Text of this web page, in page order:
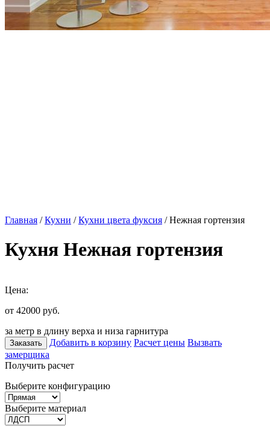
Главная /Кухни /Кухни цвета фуксия / Нежная гортензия
Кухня Нежная гортензия
Цена:
от 42000 руб.
за метр в длину верха и низа гарнитура
Заказать Добавить в корзину Расчет цены Вызвать
замерщика
Получить расчет
Выберите конфигурацию
Выберите материал